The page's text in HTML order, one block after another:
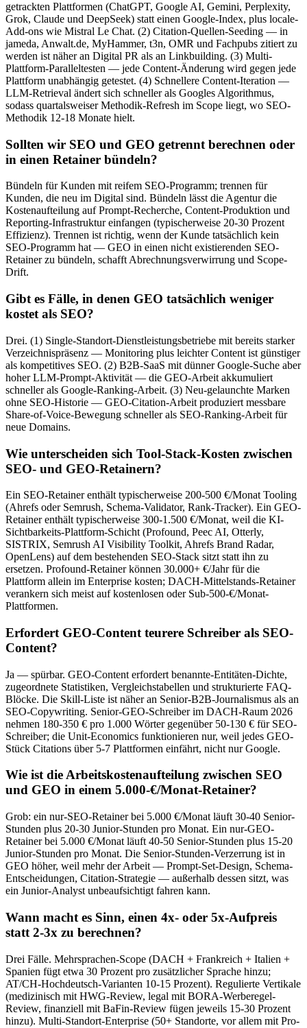
getrackten Plattformen (ChatGPT, Google AI, Gemini, Perplexity,
Grok, Claude und DeepSeek) statt einen Google-Index, plus locale-
Add-ons wie Mistral Le Chat. (2) Citation-Quellen-Seeding — in
jameda, Anwalt.de, MyHammer, t3n, OMR und Fachpubs zitiert zu
werden ist näher an Digital PR als an Linkbuilding. (3) Multi-
Plattform-Paralleltesten — jede Content-Änderung wird gegen jede
Plattform unabhängig getestet. (4) Schnellere Content-Iteration —
LLM-Retrieval ändert sich schneller als Googles Algorithmus,
sodass quartalsweiser Methodik-Refresh im Scope liegt, wo SEO-
Methodik 12-18 Monate hielt.
Sollten wir SEO und GEO getrennt berechnen oder
in einen Retainer bündeln?
Bündeln für Kunden mit reifem SEO-Programm; trennen für
Kunden, die neu im Digital sind. Bündeln lässt die Agentur die
Kostenaufteilung auf Prompt-Recherche, Content-Produktion und
Reporting-Infrastruktur einfangen (typischerweise 20-30 Prozent
Effizienz). Trennen ist richtig, wenn der Kunde tatsächlich kein
SEO-Programm hat — GEO in einen nicht existierenden SEO-
Retainer zu bündeln, schafft Abrechnungsverwirrung und Scope-
Drift.
Gibt es Fälle, in denen GEO tatsächlich weniger
kostet als SEO?
Drei. (1) Single-Standort-Dienstleistungsbetriebe mit bereits starker
Verzeichnispräsenz — Monitoring plus leichter Content ist günstiger
als kompetitives SEO. (2) B2B-SaaS mit dünner Google-Suche aber
hoher LLM-Prompt-Aktivität — die GEO-Arbeit akkumuliert
schneller als Google-Ranking-Arbeit. (3) Neu-gelaunchte Marken
ohne SEO-Historie — GEO-Citation-Arbeit produziert messbare
Share-of-Voice-Bewegung schneller als SEO-Ranking-Arbeit für
neue Domains.
Wie unterscheiden sich Tool-Stack-Kosten zwischen
SEO- und GEO-Retainern?
Ein SEO-Retainer enthält typischerweise 200-500 €/Monat Tooling
(Ahrefs oder Semrush, Schema-Validator, Rank-Tracker). Ein GEO-
Retainer enthält typischerweise 300-1.500 €/Monat, weil die KI-
Sichtbarkeits-Plattform-Schicht (Profound, Peec AI, Otterly,
SISTRIX, Semrush AI Visibility Toolkit, Ahrefs Brand Radar,
OpenLens) auf dem bestehenden SEO-Stack sitzt statt ihn zu
ersetzen. Profound-Retainer können 30.000+ €/Jahr für die
Plattform allein im Enterprise kosten; DACH-Mittelstands-Retainer
verankern sich meist auf kostenlosen oder Sub-500-€/Monat-
Plattformen.
Erfordert GEO-Content teurere Schreiber als SEO-
Content?
Ja — spürbar. GEO-Content erfordert benannte-Entitäten-Dichte,
zugeordnete Statistiken, Vergleichstabellen und strukturierte FAQ-
Blöcke. Die Skill-Liste ist näher an Senior-B2B-Journalismus als an
SEO-Copywriting. Senior-GEO-Schreiber im DACH-Raum 2026
nehmen 180-350 € pro 1.000 Wörter gegenüber 50-130 € für SEO-
Schreiber; die Unit-Economics funktionieren nur, weil jedes GEO-
Stück Citations über 5-7 Plattformen einfährt, nicht nur Google.
Wie ist die Arbeitskostenaufteilung zwischen SEO
und GEO in einem 5.000-€/Monat-Retainer?
Grob: ein nur-SEO-Retainer bei 5.000 €/Monat läuft 30-40 Senior-
Stunden plus 20-30 Junior-Stunden pro Monat. Ein nur-GEO-
Retainer bei 5.000 €/Monat läuft 40-50 Senior-Stunden plus 15-20
Junior-Stunden pro Monat. Die Senior-Stunden-Verzerrung ist in
GEO höher, weil mehr der Arbeit — Prompt-Set-Design, Schema-
Entscheidungen, Citation-Strategie — außerhalb dessen sitzt, was
ein Junior-Analyst unbeaufsichtigt fahren kann.
Wann macht es Sinn, einen 4x- oder 5x-Aufpreis
statt 2-3x zu berechnen?
Drei Fälle. Mehrsprachen-Scope (DACH + Frankreich + Italien +
Spanien fügt etwa 30 Prozent pro zusätzlicher Sprache hinzu;
AT/CH-Hochdeutsch-Varianten 10-15 Prozent). Regulierte Vertikale
(medizinisch mit HWG-Review, legal mit BORA-Werberegel-
Review, finanziell mit BaFin-Review fügen jeweils 15-30 Prozent
hinzu). Multi-Standort-Enterprise (50+ Standorte, vor allem mit Pro-